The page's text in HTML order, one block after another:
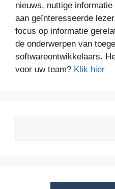
nieuws, nuttige
aan geïnteresseerde
focus op informatie
de onderwerpen van
softwareontwikkelaars.
voor uw team? Klik hier